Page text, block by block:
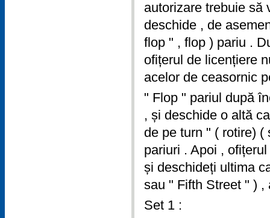
autorizare trebuie să
deschide , de
flop " , flop ) pariu .
ofițerul de licențiere
acelor de ceasornic
" Flop " pariul după
, și deschide o altă
de pe turn " ( rotire)
pariuri . Apoi ,
și deschideți ultima
sau " Fifth Street " ) ,
Set 1 :